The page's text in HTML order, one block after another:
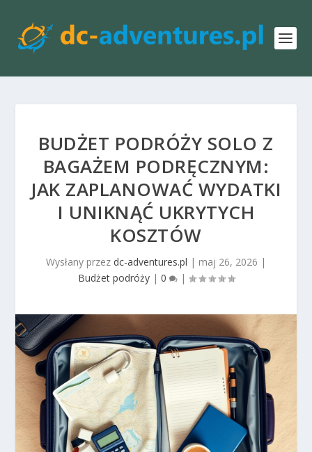
BUDŻET PODRÓŻY SOLO Z
BAGAŻEM PODRĘCZNYM:
JAK ZAPLANOWAĆ WYDATKI
I UNIKNĄĆ UKRYTYCH
KOSZTÓW
Wysłany przez dc-adventures.pl | maj 26, 2026 |
Budżet podróży| 0 |